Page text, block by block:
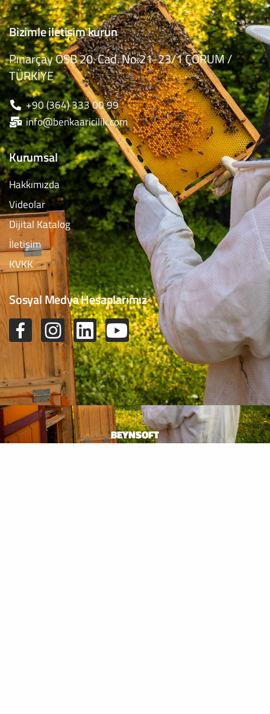
Bizimle iletişim kurun
Pınarçay OSB 20. Cad. No:21-23/1 ÇORUM /
TÜRKİYE
+90 (364) 333 00 99
info@benkaaricilik.com
Kurumsal
Hakkımızda
Videolar
Dijital Katalog
İletişim
KVKK
Sosyal Medya Hesaplarımız
BEYNSOFT